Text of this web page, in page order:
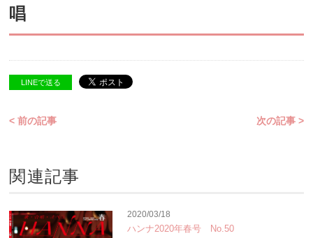
唱
LINEで送る
< 前の記事 次の記事 >
関連記事
2020/03/18
ハンナ2020年春号 No.50